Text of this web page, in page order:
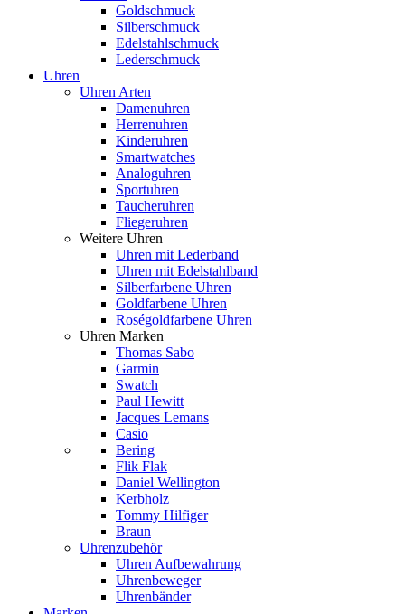
Goldschmuck
Silberschmuck
Edelstahlschmuck
Lederschmuck
Uhren
Uhren Arten
Damenuhren
Herrenuhren
Kinderuhren
Smartwatches
Analoguhren
Sportuhren
Taucheruhren
Fliegeruhren
Weitere Uhren
Uhren mit Lederband
Uhren mit Edelstahlband
Silberfarbene Uhren
Goldfarbene Uhren
Roségoldfarbene Uhren
Uhren Marken
Thomas Sabo
Garmin
Swatch
Paul Hewitt
Jacques Lemans
Casio
Bering
Flik Flak
Daniel Wellington
Kerbholz
Tommy Hilfiger
Braun
Uhrenzubehör
Uhren Aufbewahrung
Uhrenbeweger
Uhrenbänder